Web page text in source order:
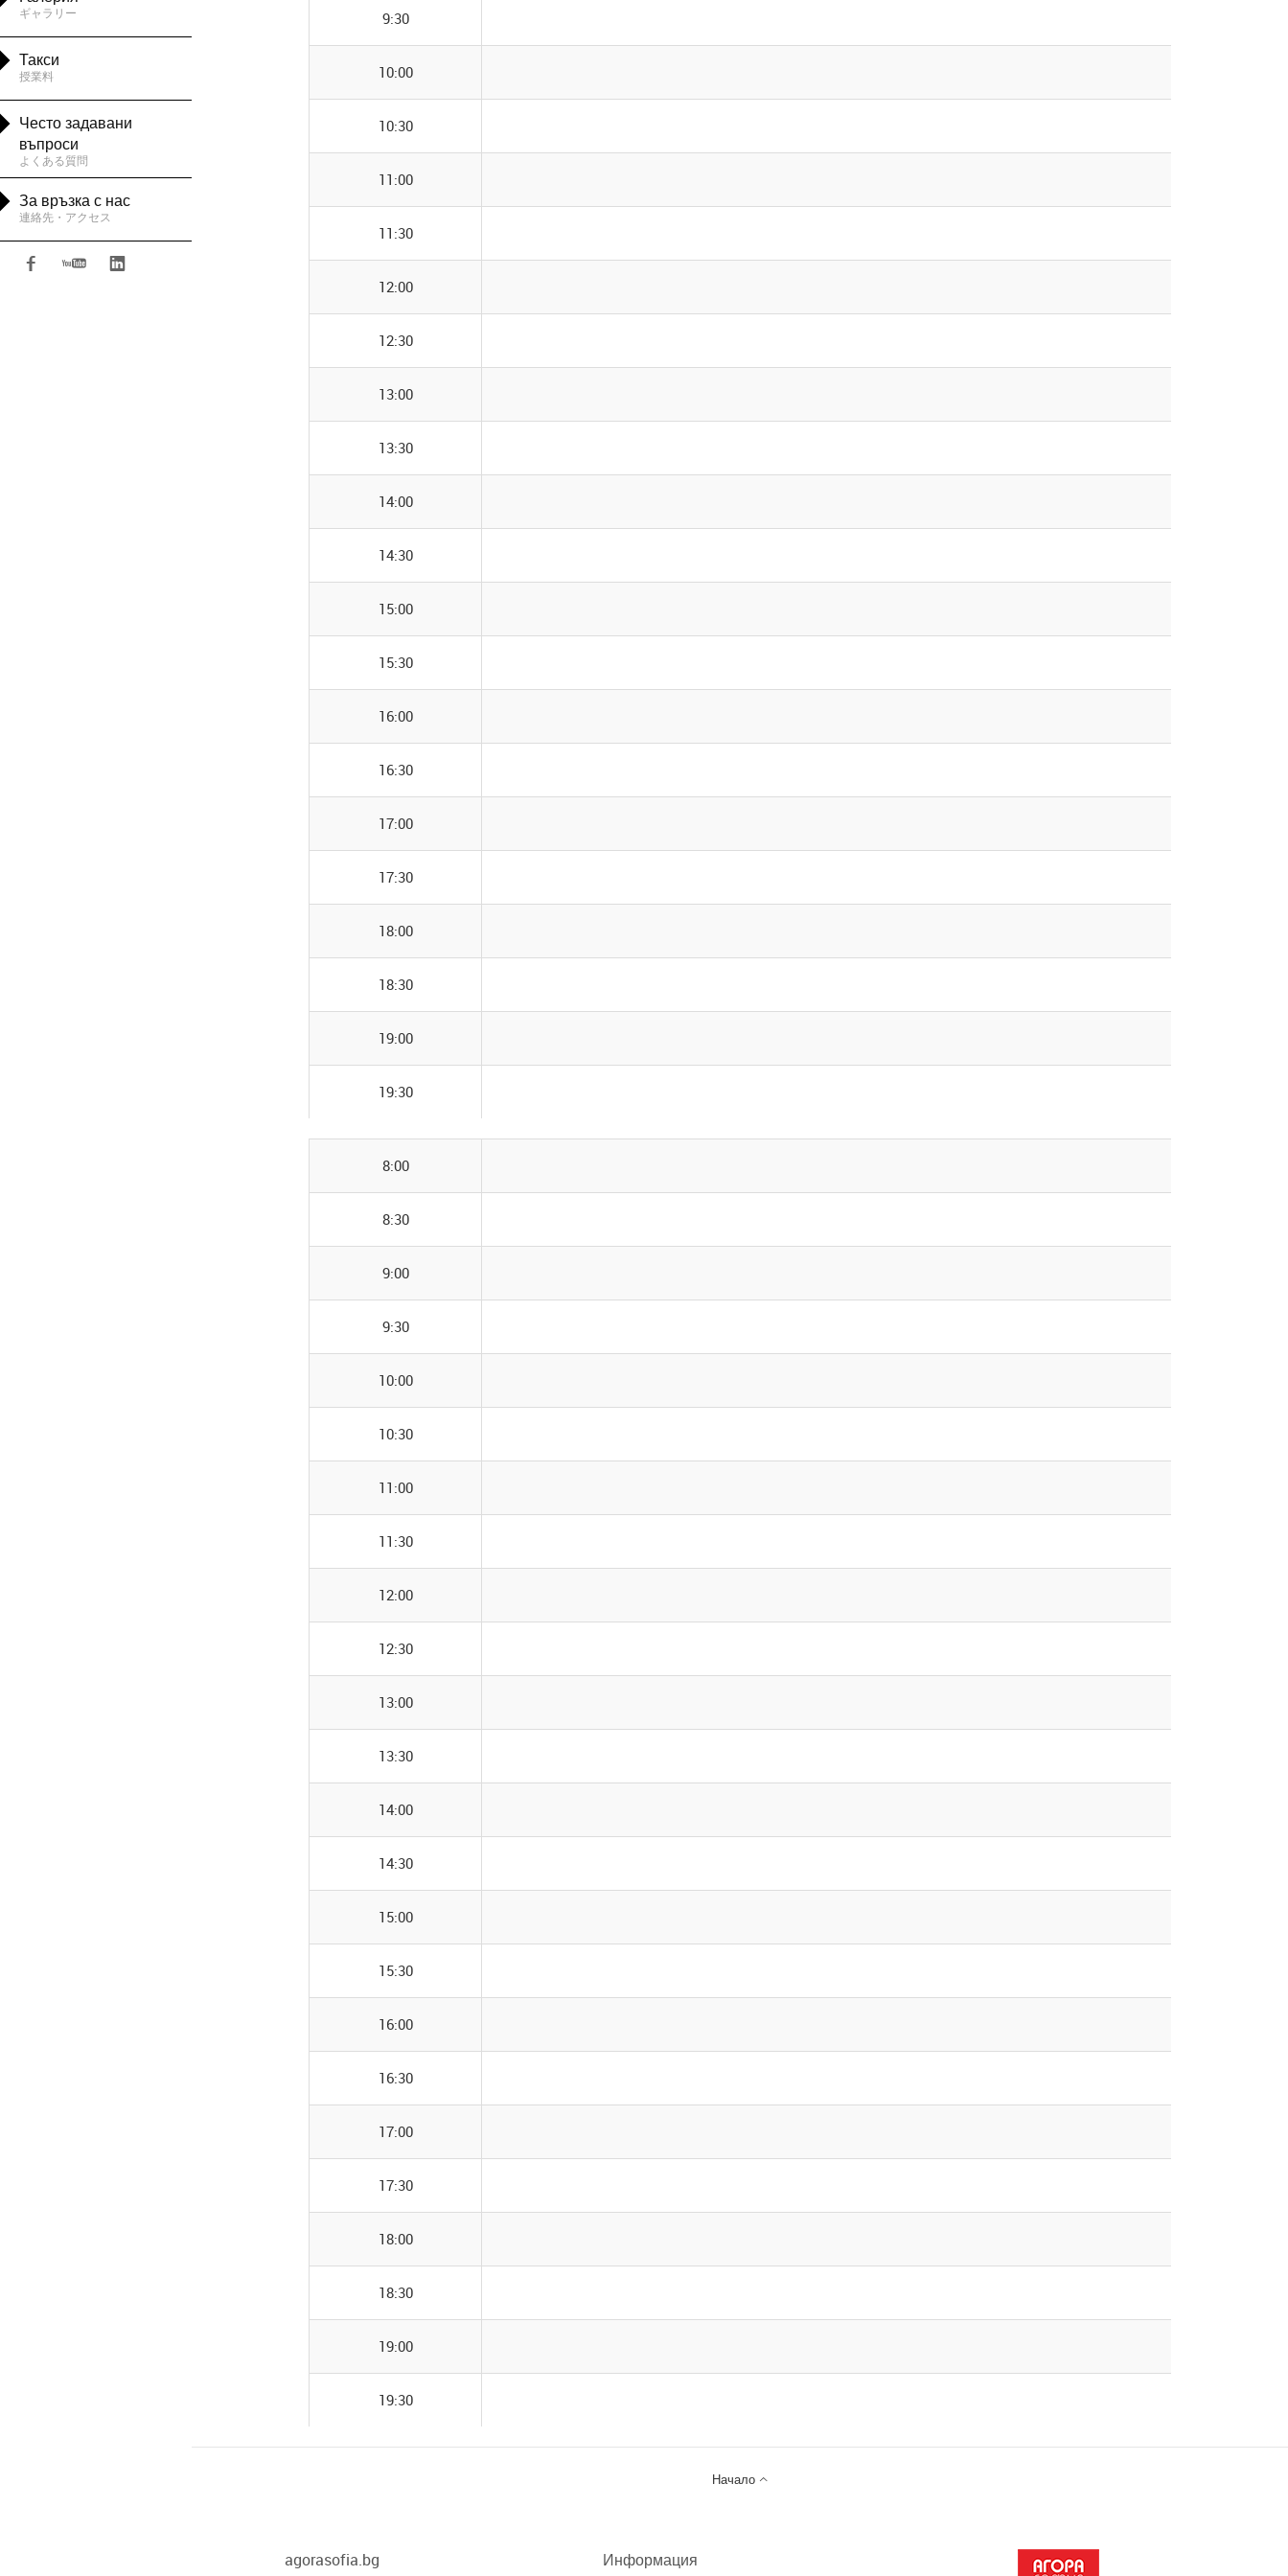
ギャラリー
Такси
授業料
Често задавани
въпроси
よくある質問
За връзка с нас
連絡先・アクセス
  
9:30
10:00
10:30
11:00
11:30
12:00
12:30
13:00
13:30
14:00
14:30
15:00
15:30
16:00
16:30
17:00
17:30
18:00
18:30
19:00
19:30
8:00
8:30
9:00
9:30
10:00
10:30
11:00
11:30
12:00
12:30
13:00
13:30
14:00
14:30
15:00
15:30
16:00
16:30
17:00
17:30
18:00
18:30
19:00
19:30
Начало 
agorasofia.bg Информация